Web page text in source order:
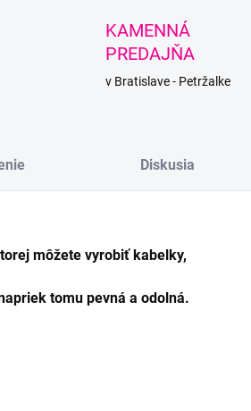
KAMENNÁ
PREDAJŇA
v Bratislave - Petržalke
Diskusia
môžete vyrobiť kabelky,
tomu pevná a odolná.